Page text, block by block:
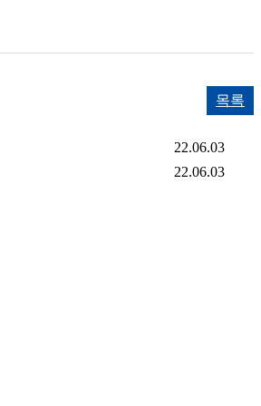
목록
22.06.03
22.06.03